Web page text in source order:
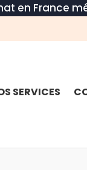
en France
SERVICES